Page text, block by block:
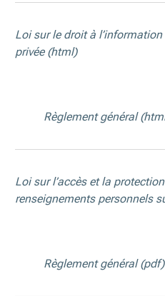
Loi sur le droit à
privée (html)
Règlement général
Loi sur l’accès et la
renseignements personnels
Règlement général (pdf)